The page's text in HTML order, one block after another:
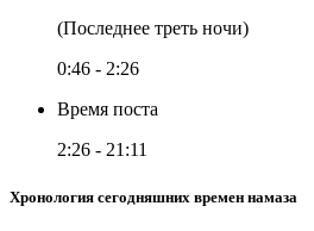
(Последнее треть ночи)
0:46 - 2:26
Время поста
2:26 - 21:11
Хронология сегодняшних времен намаза